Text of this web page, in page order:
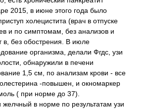
2015, в июне этого года было
холецистита (врач в отпуске
и по симптомам, без анализов и
в, без обострения. В июле
организма, делали Фгдс, узи
обнаружили в печени
1,5 см, по анализам крови - все
-повышен, и окномаркер
( при норме до 37).
в норме по результатам узи